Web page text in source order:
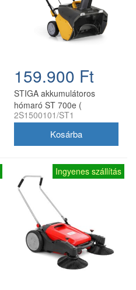
159.900 Ft
STIGA akkumulátoros
hómaró ST 700e (
akkumulátor és töltő nélkül )
2S1500101/ST1
Ingyenes szállítás